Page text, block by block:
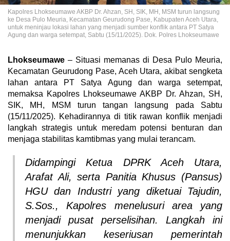
Kapolres Lhokseumawe AKBP Dr. Ahzan, SH, SIK, MH, MSM turun langsung
ke Desa Pulo Meuria, Kecamatan Geurudong Pase, Kabupaten Aceh Utara,
untuk meninjau lokasi lahan yang menjadi sumber konflik antara PT Satya
Agung dan warga setempat, Sabtu (15/11/2025). Dok. Polres Lhokseumawe
Lhokseumawe – Situasi memanas di Desa Pulo Meuria,
Kecamatan Geurudong Pase, Aceh Utara, akibat sengketa
lahan antara PT Satya Agung dan warga setempat,
memaksa Kapolres Lhokseumawe AKBP Dr. Ahzan, SH,
SIK, MH, MSM turun tangan langsung pada Sabtu
(15/11/2025). Kehadirannya di titik rawan konflik menjadi
langkah strategis untuk meredam potensi benturan dan
menjaga stabilitas kamtibmas yang mulai terancam.
Didampingi Ketua DPRK Aceh Utara,
Arafat Ali, serta Panitia Khusus (Pansus)
HGU dan Industri yang diketuai Tajudin,
S.Sos., Kapolres menelusuri area yang
menjadi pusat perselisihan. Langkah ini
menunjukkan keseriusan pemerintah